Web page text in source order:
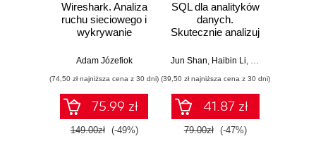
Wireshark. Analiza
ruchu sieciowego i
wykrywanie
Adam Józefiok
(74,50 zł najniższa cena z 30 dni)
75.99 zł
149.00zł (-49%)
SQL dla analityków
danych.
Skutecznie analizuj
wartościowe
zaawansowany
SQL na potrzeby
praktycznych
zastosowań.
Wydanie IV
Jun Shan, Haibin Li, Matt Goldwasser
(39,50 zł najniższa cena z 30 dni)
41.87 zł
79.00zł (-47%)